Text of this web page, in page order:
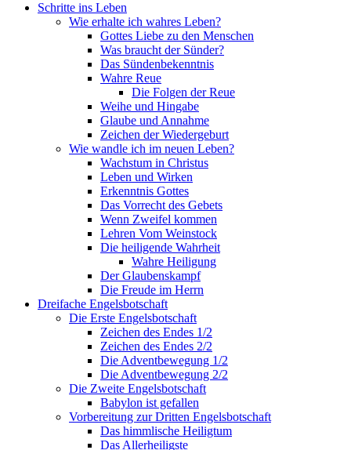
Schritte ins Leben
Wie erhalte ich wahres Leben?
Gottes Liebe zu den Menschen
Was braucht der Sünder?
Das Sündenbekenntnis
Wahre Reue
Die Folgen der Reue
Weihe und Hingabe
Glaube und Annahme
Zeichen der Wiedergeburt
Wie wandle ich im neuen Leben?
Wachstum in Christus
Leben und Wirken
Erkenntnis Gottes
Das Vorrecht des Gebets
Wenn Zweifel kommen
Lehren Vom Weinstock
Die heiligende Wahrheit
Wahre Heiligung
Der Glaubenskampf
Die Freude im Herrn
Dreifache Engelsbotschaft
Die Erste Engelsbotschaft
Zeichen des Endes 1/2
Zeichen des Endes 2/2
Die Adventbewegung 1/2
Die Adventbewegung 2/2
Die Zweite Engelsbotschaft
Babylon ist gefallen
Vorbereitung zur Dritten Engelsbotschaft
Das himmlische Heiligtum
Das Allerheiligste